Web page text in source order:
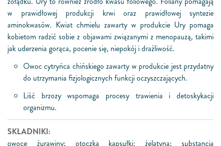
w prawidłowej produkcji krwi oraz prawidłowej syntezie
aminokwasów. Kwiat chmielu zawarty w produkcie Ury pomaga
kobietom radzić sobie z objawami związanymi z menopauzą, takimi
jak uderzenia gorąca, pocenie się, niepokój i drażliwość.
Owoc cytryńca chińskiego zawarty w produkcie jest przydatny
do utrzymania fizjologicznych funkcji oczyszczających.
Liść brzozy wspomaga procesy trawienia i detoskykacji
organizmu.
SKŁADNIKI:
owoce żurawiny; otoczka kapsułki: żelatyna; substancja